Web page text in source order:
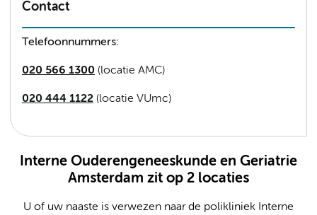
Contact
Telefoonnummers:
020 566 1300 (locatie AMC)
020 444 1122 (locatie VUmc)
Interne Ouderengeneeskunde en Geriatrie
Amsterdam zit op 2 locaties
U of uw naaste is verwezen naar de polikliniek Interne